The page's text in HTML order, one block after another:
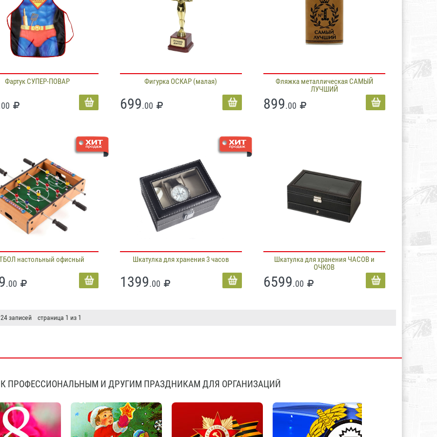
Фартук СУПЕР-ПОВАР Фигурка ОСКАР (малая)
699.00
Фляжка металлическая САМЫЙ
ЛУЧШИЙ
899.00
настольный офисный
.00
Шкатулка для хранения 3 часов
1399.00
Шкатулка для хранения ЧАСОВ и
ОЧКОВ
6599.00
записей страница 1 из 1
ПРОФЕССИОНАЛЬНЫМ И ДРУГИМ ПРАЗДНИКАМ ДЛЯ ОРГАНИЗАЦИЙ